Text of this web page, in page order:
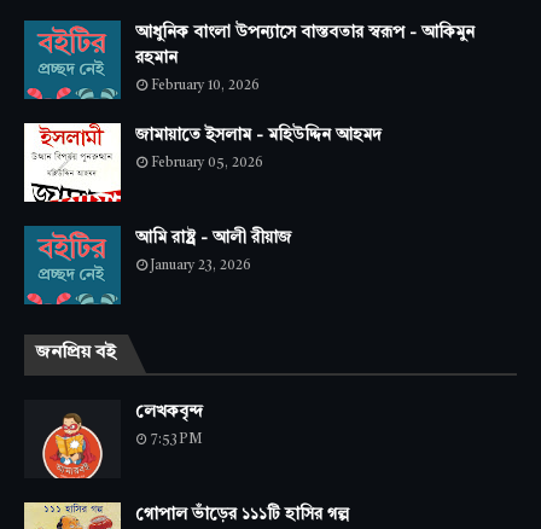
আধুনিক বাংলা উপন্যাসে বাস্তবতার স্বরূপ - আকিমুন
রহমান
February 10, 2026
জামায়াতে ইসলাম - মহিউদ্দিন আহমদ
February 05, 2026
আমি রাষ্ট্র - আলী রীয়াজ
January 23, 2026
জনপ্রিয় বই
লেখকবৃন্দ
7:53 PM
গোপাল ভাঁড়ের ১১১টি হাসির গল্প